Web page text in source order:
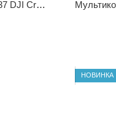
Інтелектуальна батарея DJI WB37 DJI CrystalSky & Cendence Intelligent Battery
НОВИНКА